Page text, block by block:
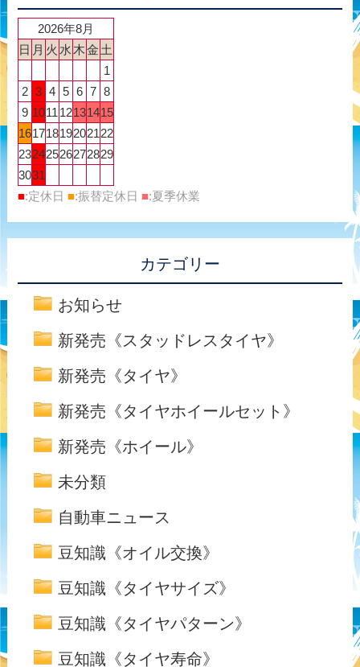
2026年8月
日 月 火 水木金土
1
2 3 4 5 6 7 8
9 101112131415
16171819202122
23242526272829
3031
■:定休日 ■:振替定休日 ■:夏季休業
カテゴリー
お知らせ
新発売《スタッドレスタイヤ》
新発売《タイヤ》
新発売《タイヤホイールセット》
新発売《ホイール》
未分類
自動車ニュース
豆知識《オイル交換》
豆知識《タイヤサイズ》
豆知識《タイヤパターン》
豆知識《タイヤ寿命》